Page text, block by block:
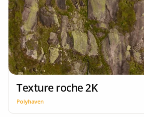
Texture roche 2K
Polyhaven